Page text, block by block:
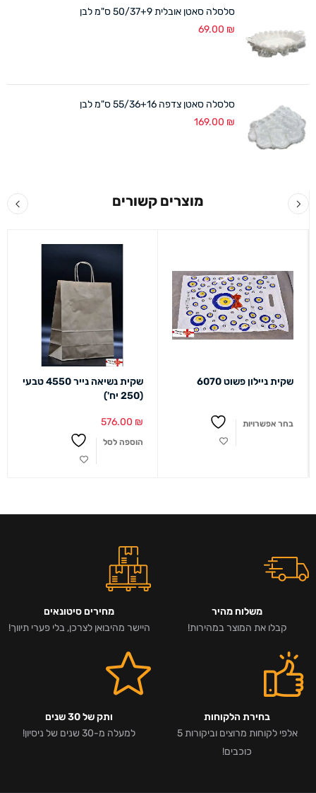
סלסלה סאטן אובלית 50/37+9 ס"מ לבן
69.00 ₪
סלסלה סאטן צדפה 55/36+16 ס"מ לבן
169.00 ₪
מוצרים קשורים
שקית ניילון פשוט 6070
בחר אפשרויות
שקית נשיאה נייר 4550 טבעי
(250 יח')
576.00 ₪
הוספה לסל
משלוח מהיר
קבלו את המוצר במהירות!
מחירים סיטונאים
היישר מהיבואן לצרכן, בלי פערי תיווך!
בחירת הלקוחות
אלפי לקוחות מרוצים וביקורות 5
כוכבים!
ותק של 30 שנים
למעלה מ-30 שנים של ניסיון!